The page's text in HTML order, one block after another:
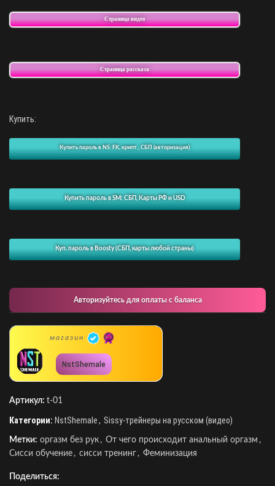
Страница видео
Страница рассказа
Купить:
Купить пароль в NS: FK, крипт., СБП (авторизация)
Купить пароль в SM: СБП, Карты РФ и USD
Куп. пароль в Boosty (СБП, карты любой страны)
Авторизуйтесь для оплаты с баланса
магазин
NstShemale
Артикул: t-01
Категории: NstShemale, Sissy-трейнеры на русском (видео)
Метки: оргазм без рук , От чего происходит анальный оргазм ,
Сисси обучение , сисси тренинг , Феминизация
Поделиться: